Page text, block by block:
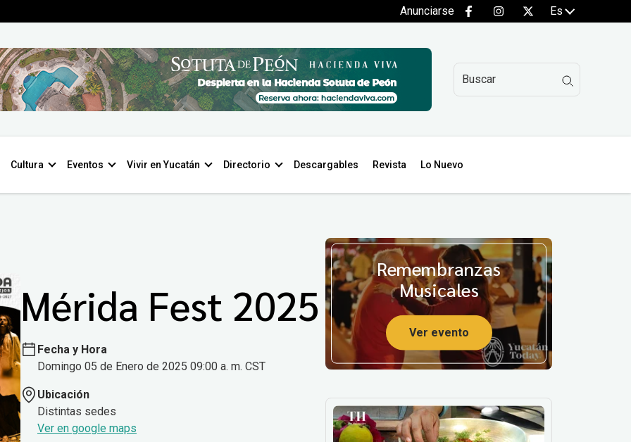
Anunciarse Es
Cultura Eventos Vivir en Yucatán Directorio Descargables Revista Lo Nuevo
Mérida Fest 2025
Fecha y Hora
Domingo 05 de Enero de 2025 09:00 a. m. CST
Ubicación
Distintas sedes
Ver en google maps
Remembranzas
Musicales
Ver evento